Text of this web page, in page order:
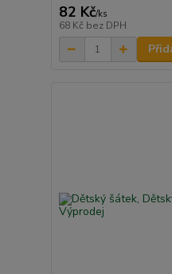
82 Kč/ks
68 Kč bez DPH